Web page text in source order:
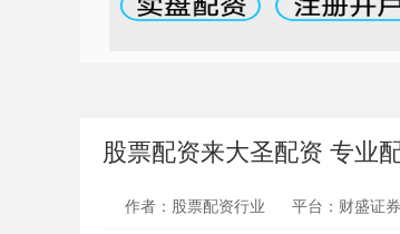
股票配资来大圣配资 专业
作者：股票配资行业 平台：财盛证券